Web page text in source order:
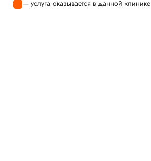
— услуга оказывается в данной клинике